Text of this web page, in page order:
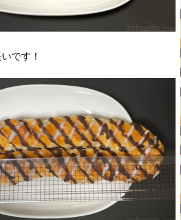
です！